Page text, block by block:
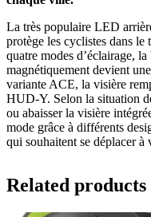
La très populaire LED
protège les cyclistes dans
quatre modes d’éclairage,
magnétiquement devient
variante ACE, la visière
HUD-Y. Selon la situation
ou abaisser la visière
mode grâce à différents
qui souhaitent se déplacer
Related products